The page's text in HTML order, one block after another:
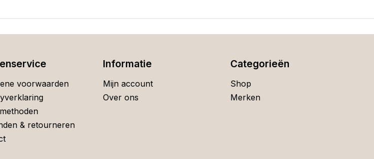
voorwaarden
& retourneren
Informatie
Mijn account
Over ons
Categorieën
Shop
Merken